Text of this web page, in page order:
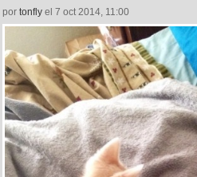
por tonfly el 7 oct 2014, 11:00